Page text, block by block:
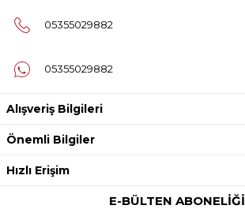
05355029882
05355029882
Alışveriş Bilgileri
Önemli Bilgiler
Hızlı Erişim
E-BÜLTEN ABONELIĞI